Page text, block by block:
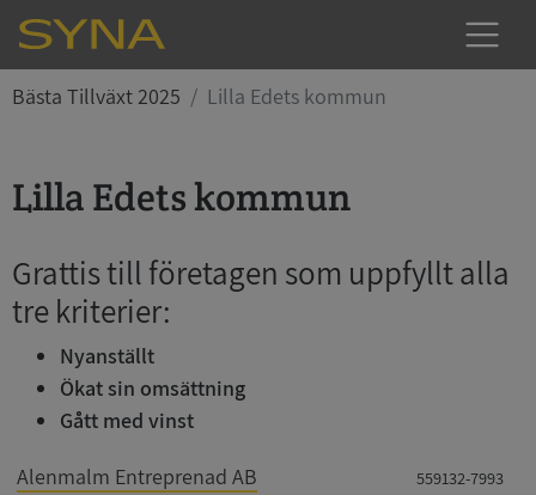
Bästa Tillväxt 2025 Lilla Edets kommun
Lilla Edets kommun
Grattis till företagen som uppfyllt alla
tre kriterier:
Nyanställt
Ökat sin omsättning
Gått med vinst
Alenmalm Entreprenad AB 559132-7993